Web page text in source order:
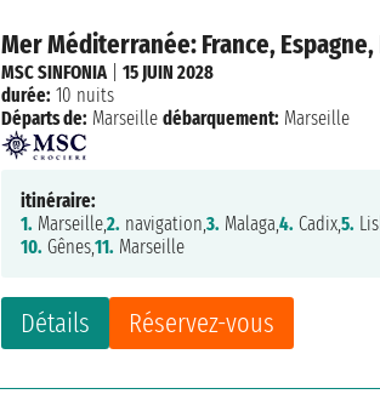
Mer Méditerranée: France,
Détails Réservez-vous
MSC SINFONIA|15 JUIN 2028
durée: 10 nuits
Départs de: Marseille débarquement: Marseille
itinéraire:
1. Marseille,2. navigation,3. Malaga,4. Cadix,5.
10. Gênes,11. Marseille